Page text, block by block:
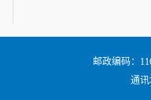
邮政编码：
通